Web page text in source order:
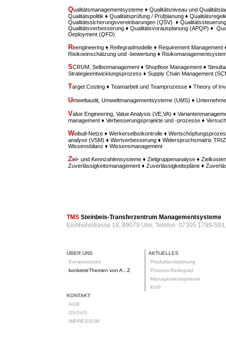
Qualitätsmanagementsysteme ♦ Qualitätsniveau und
Qualitätspolitik ♦ Qualitätsprüfung / Prüfplanung ♦
Qualitätssicherungsvereinbarungen (QSV) ♦
Qualitätsverbesserung ♦ Qualitätsvorausplanung (APQP) ♦
Deployment (QFD)
Reengineering ♦ Reifegradmodelle ♦ Requirement
Risikoeinschätzung und -bewertung ♦
SCRUM, Selbstmanagement ♦ Shopfloor Management ♦
Strategieentwicklungsprozess ♦ Supply Chain Management
Target Costing ♦ Teamarbeit und Teamprozesse ♦ Theory of
Umweltaudit, Umweltmanagementsysteme (UMS) ♦
Value Engineering, Value Analysis (VE,VA) ♦
management ♦ Verbesserungsprojekte und -prozesse ♦
Weibull-Netze ♦ Werkerselbstkontrolle ♦
analyse (VSM) ♦ Wertverbesserung ♦ Widerspruchsmatrix
Wissensbilanz ♦ Wissensmanagement
Ziel- und Kennzahlensysteme ♦ Zielgruppenanalyse ♦
Zuverlässigkeitsmanagement ♦ Zuverlässigkeitspläne ♦
TMS Steinbeis-Transferzentrum Managementsysteme
Eichbühlstrasse 18, 89079 Ulm, Telefon: 07305 1799-
ÜBER UNS
Kompetenzen
konkreteThemen von A...Z
AKTUELLES
Produktentstehung
Prozess-Reifegrad
Managementsysteme
KVP
KONTAKT
AGB
DSGVO
IMPRESSUM